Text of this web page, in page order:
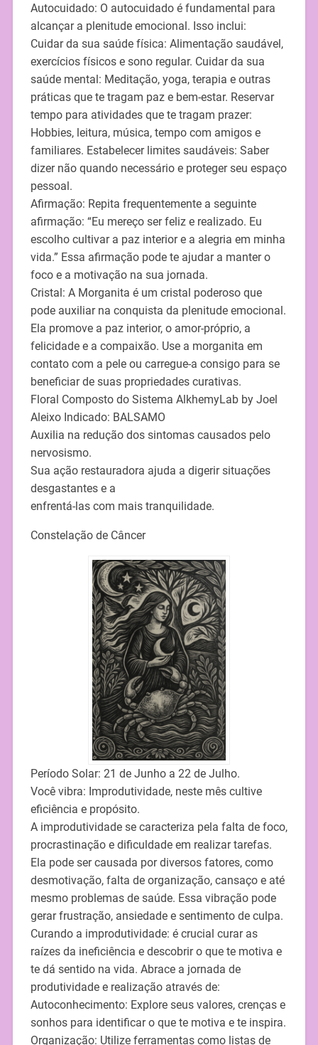
Autocuidado: O autocuidado é fundamental para
alcançar a plenitude emocional. Isso inclui:
Cuidar da sua saúde física: Alimentação saudável,
exercícios físicos e sono regular. Cuidar da sua
saúde mental: Meditação, yoga, terapia e outras
práticas que te tragam paz e bem-estar. Reservar
tempo para atividades que te tragam prazer:
Hobbies, leitura, música, tempo com amigos e
familiares. Estabelecer limites saudáveis: Saber
dizer não quando necessário e proteger seu espaço
pessoal.
Afirmação: Repita frequentemente a seguinte
afirmação: “Eu mereço ser feliz e realizado. Eu
escolho cultivar a paz interior e a alegria em minha
vida.” Essa afirmação pode te ajudar a manter o
foco e a motivação na sua jornada.
Cristal: A Morganita é um cristal poderoso que
pode auxiliar na conquista da plenitude emocional.
Ela promove a paz interior, o amor-próprio, a
felicidade e a compaixão. Use a morganita em
contato com a pele ou carregue-a consigo para se
beneficiar de suas propriedades curativas.
Floral Composto do Sistema AlkhemyLab by Joel
Aleixo Indicado: BALSAMO
Auxilia na redução dos sintomas causados pelo
nervosismo.
Sua ação restauradora ajuda a digerir situações
desgastantes e a
enfrentá-las com mais tranquilidade.
Constelação de Câncer
Período Solar: 21 de Junho a 22 de Julho.
Você vibra: Improdutividade, neste mês cultive
eficiência e propósito.
A improdutividade se caracteriza pela falta de foco,
procrastinação e dificuldade em realizar tarefas.
Ela pode ser causada por diversos fatores, como
desmotivação, falta de organização, cansaço e até
mesmo problemas de saúde. Essa vibração pode
gerar frustração, ansiedade e sentimento de culpa.
Curando a improdutividade: é crucial curar as
raízes da ineficiência e descobrir o que te motiva e
te dá sentido na vida. Abrace a jornada de
produtividade e realização através de:
Autoconhecimento: Explore seus valores, crenças e
sonhos para identificar o que te motiva e te inspira.
Organização: Utilize ferramentas como listas de